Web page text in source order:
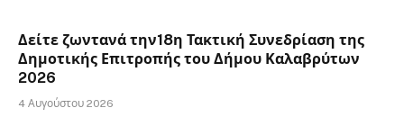
Δείτε ζωντανά την18η Τακτική Συνεδρίαση της
Δημοτικής Επιτροπής του Δήμου Καλαβρύτων
2026
4 Αυγούστου 2026